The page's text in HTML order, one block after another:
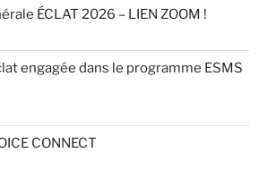
ÉCLAT 2026 – LIEN ZOOM !
engagée dans le programme ESMS
CONNECT